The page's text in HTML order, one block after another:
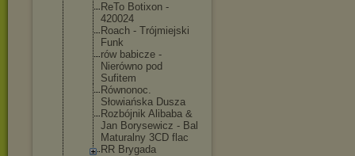
ReTo Botixon -
420024
Roach - Trójmiejski
Funk
rów babicze -
Nierówno pod
Sufitem
Równonoc.
Słowiańska Dusza
Rozbójnik Alibaba &
Jan Borysewicz - Bal
Maturalny 3CD flac
RR Brygada